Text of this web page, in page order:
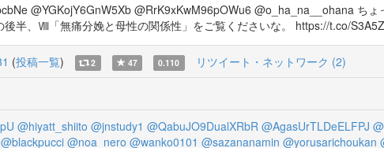
@YGKojY6GnW5Xb @RrK9xKwM96pOWu6 @o_ha_na__ohana ち
半、Ⅷ「無痛分娩と母性の関係性」をご覧くださいな。 https://t.co/
(投稿一覧) 2 47 0.110 リツイート・ネットワーク (2)
@hiyatt_shiito @jnstudy1 @QabuJO9DualXRbR @AgasUrTLDeELFPJ
@blackpucci @noa_nero @wanko0101 @sazananamin @yorusarichoukan